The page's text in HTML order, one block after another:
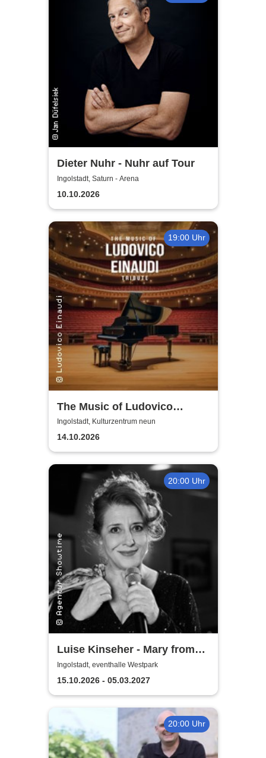
Dieter Nuhr - Nuhr auf Tour
Ingolstadt, Saturn - Arena
10.10.2026
19:00 Uhr
The Music of Ludovico
Einaudi: Tribute-
Klavierkonzert - Ludovico
Einaudi Tribute bei
Kerzenschein
Ingolstadt, Kulturzentrum neun
14.10.2026
20:00 Uhr
Luise Kinseher - Mary from
Bavary - Endlich Solo!
Ingolstadt, eventhalle Westpark
15.10.2026 - 05.03.2027
20:00 Uhr